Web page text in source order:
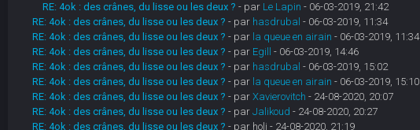
RE: 4ok : des crânes, du lisse ou les deux ? - par Le Lapin - 06-03-2019, 21:42
RE: 4ok : des crânes, du lisse ou les deux ? - par hasdrubal - 06-03-2019, 11:34
RE: 4ok : des crânes, du lisse ou les deux ? - par la queue en airain - 06-03-2019, 11:34
RE: 4ok : des crânes, du lisse ou les deux ? - par Egill
- 06-03-2019, 14:46
RE: 4ok : des crânes, du lisse ou les deux ? - par hasdrubal - 06-03-2019, 15:02
RE: 4ok : des crânes, du lisse ou les deux ? - par la queue en airain - 06-03-2019, 15:10
RE: 4ok : des crânes, du lisse ou les deux ? - par Xavierovitch - 24-08-2020, 20:07
RE: 4ok : des crânes, du lisse ou les deux ? - par Jalikoud - 24-08-2020, 20:27
RE: 4ok : des crânes, du lisse ou les deux ? - par holi - 24-08-2020, 21:19